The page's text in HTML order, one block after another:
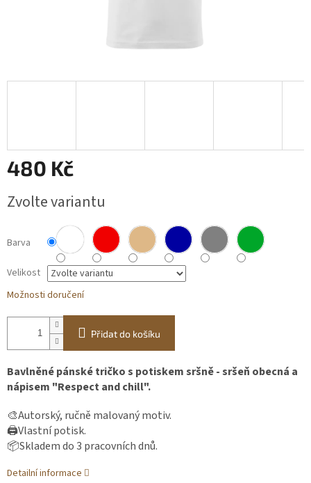
Přihlášení
480 Kč
cena:
Zvolte variantu
Barva
Velikost
Možnosti doručení
Přidat do košíku
Bavlněné pánské tričko s potiskem sršně - sršeň obecná a
nápisem "Respect and chill".
🎨Autorský, ručně malovaný motiv.
🖨️Vlastní potisk.
📦Skladem do 3 pracovních dnů.
Detailní informace